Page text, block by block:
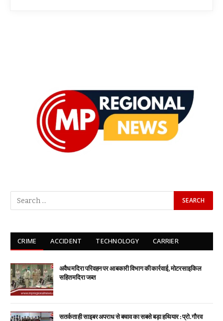
CRIME ACCIDENT TECHNOLOGY CARRIER
अवैध मदिरा परिवहन पर आबकारी विभाग की कार्रवाई, मोटरसाइकिल
सहित मदिरा जब्त
सतर्कता ही साइबर अपराध से बचाव का सबसे बड़ा हथियार : प्रो. गौरव